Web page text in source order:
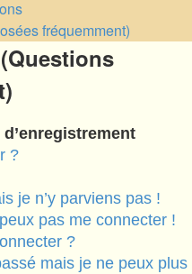
fréquemment)
?
je n’y parviens pas !
pas me connecter !
?
mais je ne peux plus